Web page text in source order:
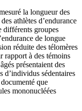
la longueur des
athlètes d’endurance
différents groupes
de longue
réduite des télomères
rapport à des témoins
présentaient des
d’individus sédentaires
que
mononucléées